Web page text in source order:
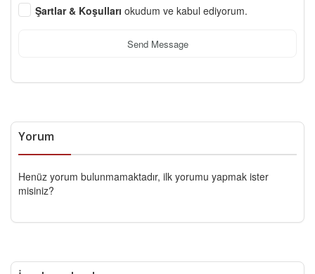
Şartlar & Koşulları okudum ve kabul ediyorum.
Send Message
Yorum
Henüz yorum bulunmamaktadır, ilk yorumu yapmak ister
misiniz?